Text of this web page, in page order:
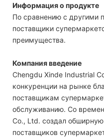
Информация о продукте
По сравнению с другими
поставщики
преимущества.
Компания введение
Chengdu Xinde Industrial
конкуренции на рынке
поставщикам
обслуживанию. Со
Co., Ltd. создал
поставщиков